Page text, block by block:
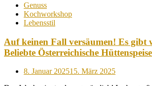
Genuss
Kochworkshop
Lebensstil
Auf keinen Fall versäumen! Es
Beliebte Österreichische
Posted
8. Januar 202515. März 2025